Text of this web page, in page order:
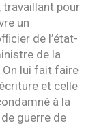
travaillant pour
un
de l’état-
de la
On lui fait faire
et celle
à la
guerre de